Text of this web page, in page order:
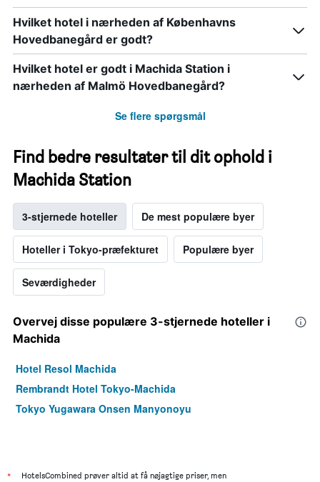
Hvilket hotel i nærheden af Københavns
Hovedbanegård er godt?
Hvilket hotel er godt i Machida Station i
nærheden af Malmö Hovedbanegård?
Se flere spørgsmål
Find bedre resultater til dit ophold i
Machida Station
3-stjernede hoteller De mest populære byer
Hoteller i Tokyo-præfekturet Populære byer
Seværdigheder
Overvej disse populære 3-stjernede hoteller i
Machida
Hotel Resol Machida
Rembrandt Hotel Tokyo-Machida
Tokyo Yugawara Onsen Manyonoyu
*
HotelsCombined prøver altid at få nøjagtige priser, men